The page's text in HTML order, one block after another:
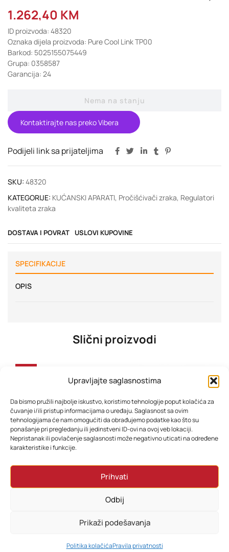
Upravljajte saglasnostima
Da bismo pružili najbolje iskustvo, koristimo tehnologije poput kolačića za
čuvanje i/ili pristup informacijama o uređaju. Saglasnost sa ovim
tehnologijama će nam omogućiti da obrađujemo podatke kao što su
ponašanje pri pregledanju ili jedinstveni ID-ovi na ovoj veb lokaciji.
Nepristanak ili povlačenje saglasnosti može negativno uticati na određene
karakteristike i funkcije.
Prihvati
Odbij
Prikaži podešavanja
Politika kolačićaPravila privatnosti
1.262,40 KM
ID proizvoda: 48320
Oznaka dijela proizvoda: Pure Cool Link TP00
Barkod: 5025155075449
Grupa: 0358587
Garancija: 24
Nema na stanju
Kontaktirajte nas preko Vibera
Podijeli link sa prijateljima
SKU: 48320
KATEGORIJE: KUĆANSKI APARATI, Pročišćivači zraka, Regulatori
kvaliteta zraka
DOSTAVA I POVRAT USLOVI KUPOVINE
SPECIFIKACIJE
OPIS
Slični proizvodi
-31%
PRETRAŽI KORPA MOJ RAČUN